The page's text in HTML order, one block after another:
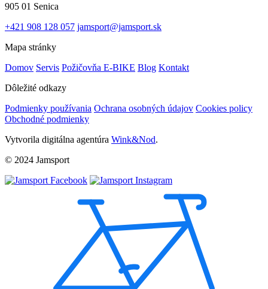
905 01 Senica
+421 908 128 057 jamsport@jamsport.sk
Mapa stránky
Domov Servis Požičovňa E-BIKE Blog Kontakt
Dôležité odkazy
Podmienky používania Ochrana osobných údajov Cookies policy
Obchodné podmienky
Vytvorila digitálna agentúra Wink&Nod.
© 2024 Jamsport